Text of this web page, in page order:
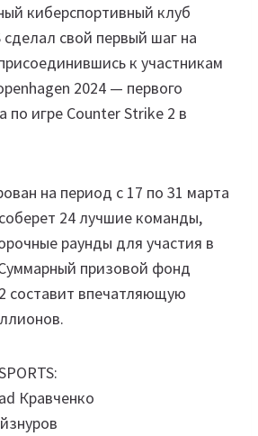
киберспортивный клуб
сделал свой первый шаг на
к участникам
2024 — первого
по игре Counter Strike 2 в
на период с 17 по 31 марта
24 лучшие команды,
раунды для участия в
призовой фонд
составит впечатляющую
Кравченко